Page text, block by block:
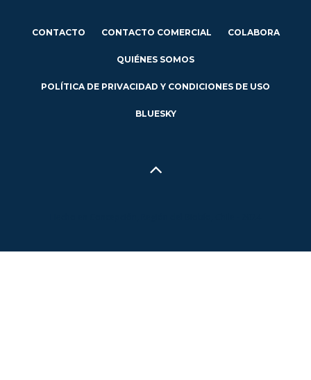
CONTACTO CONTACTO COMERCIAL COLABORA
QUIÉNES SOMOS
POLÍTICA DE PRIVACIDAD Y CONDICIONES DE USO
BLUESKY